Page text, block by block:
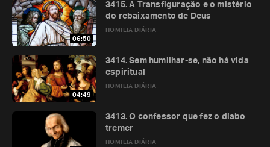
06:50
HOMILIA DIÁRIA
3415. A Transfiguração e o mistério
do rebaixamento de Deus
04:49
HOMILIA DIÁRIA
3414. Sem humilhar-se, não há vida
espiritual
HOMILIA DIÁRIA
3413. O confessor que fez o diabo
tremer